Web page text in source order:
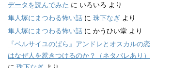
データを読んでみた に いろいろ より
隼人塚にまつわる怖い話 に 珠下なぎ より
隼人塚にまつわる怖い話 に かうひい堂 より
『ベルサイユのばら』アンドレとオスカルの恋
はなぜ人を惹きつけるのか？（ネタバレあり）